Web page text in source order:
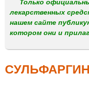
м
е
н
лекарственных
нашем сайте
котором они и